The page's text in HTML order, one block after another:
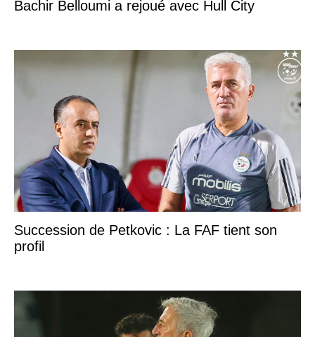
Bachir Belloumi a rejoué avec Hull City
Succession de Petkovic : La FAF tient son
profil